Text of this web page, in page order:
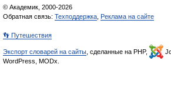
© Академик, 2000-2026
Обратная связь: Техподдержка Реклама на сайте
👣 Путешествия
Экспорт словарей на сайты , сделанные на PHP,
WordPress, MODx.